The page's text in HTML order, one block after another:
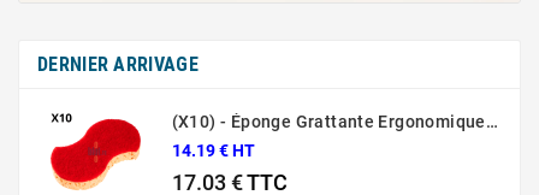
DERNIER ARRIVAGE
(X10) - Éponge Grattante Ergonomique Rouge Sponrex 92
14.19 € HT
17.03 €TTC